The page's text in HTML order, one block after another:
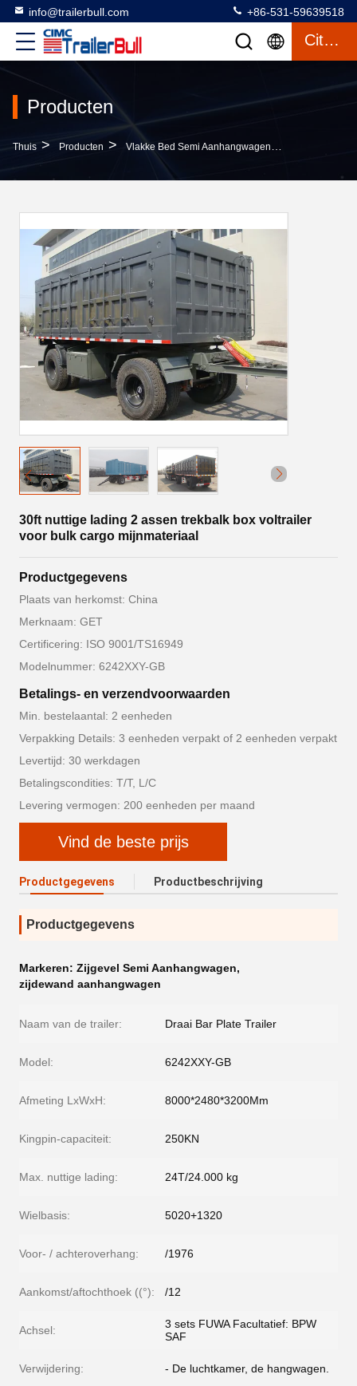
info@trailerbull.com +86-531-59639518
Citaat
Producten
Thuis > Producten > Vlakke Bed Semi Aanhangwagen >
30ft nuttige lading 2 assen trekbalk box voltrailer
voor bulk cargo mijnmateriaal
Productgegevens
Plaats van herkomst: China
Merknaam: GET
Certificering: ISO 9001/TS16949
Modelnummer: 6242XXY-GB
Betalings- en verzendvoorwaarden
Min. bestelaantal: 2 eenheden
Verpakking Details: 3 eenheden verpakt of 2 eenheden verpakt
Levertijd: 30 werkdagen
Betalingscondities: T/T, L/C
Levering vermogen: 200 eenheden per maand
Vind de beste prijs
Productgegevens Productbeschrijving
Productgegevens
Markeren: Zijgevel Semi Aanhangwagen,
zijdewand aanhangwagen
Naam van de trailer: Draai Bar Plate Trailer
Model: 6242XXY-GB
Afmeting LxWxH: 8000*2480*3200Mm
Kingpin-capaciteit: 250KN
Max. nuttige lading: 24T/24.000 kg
Wielbasis: 5020+1320
Voor- / achteroverhang: /1976
Aankomst/aftochthoek ((°): /12
Achsel:
3 sets FUWA Facultatief: BPW
SAF
Verwijdering: - De luchtkamer, de hangwagen.